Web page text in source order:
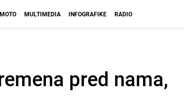
MULTIMEDIA INFOGRAFIKE RADIO
pred nama,